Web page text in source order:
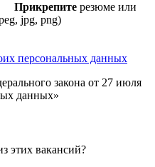
Прикрепите резюме или
jpg, png)
персональных данных
закона от 27 июля
данных»
этих вакансий?